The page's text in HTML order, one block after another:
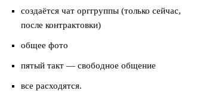
создаётся чат орггруппы (только сейчас,
после контрактовки)
общее фото
пятый такт — свободное общение
все расходятся.